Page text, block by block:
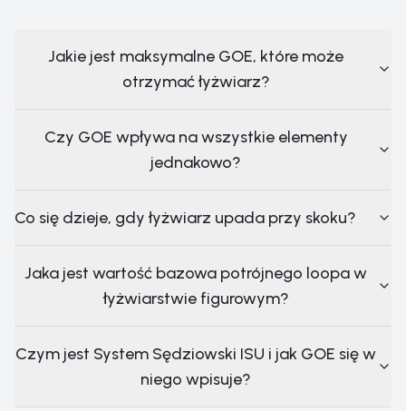
Jakie jest maksymalne GOE, które może
otrzymać łyżwiarz?
Czy GOE wpływa na wszystkie elementy
jednakowo?
Co się dzieje, gdy łyżwiarz upada przy skoku?
Jaka jest wartość bazowa potrójnego loopa w
łyżwiarstwie figurowym?
Czym jest System Sędziowski ISU i jak GOE się w
niego wpisuje?